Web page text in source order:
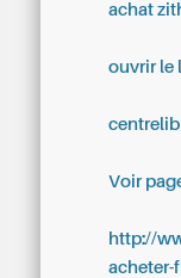
achat
ouvrir le
Voir
http://
acheter-